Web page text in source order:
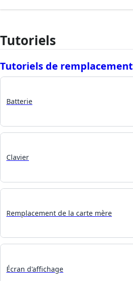
Tutoriels
Tutoriels de remplacement
Batterie
Clavier
Remplacement de la carte mère
Écran d'affichage